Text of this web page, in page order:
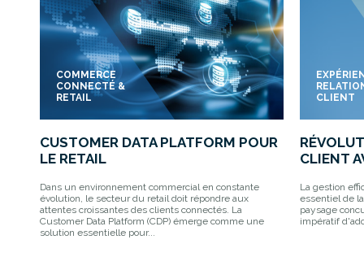
COMMERCE
CONNECTÉ &
RETAIL
CUSTOMER DATA PLATFORM POUR
LE RETAIL
Dans un environnement commercial en constante
évolution, le secteur du retail doit répondre aux
attentes croissantes des clients connectés. La
Customer Data Platform (CDP) émerge comme une
solution essentielle pour...
CLIENT
CLIENT
La gestion
essentiel de
paysage
impératif